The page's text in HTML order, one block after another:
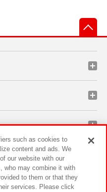
such as cookies to
content and ads. We
our website with our
who may combine it with
to them or that they
services. Please click